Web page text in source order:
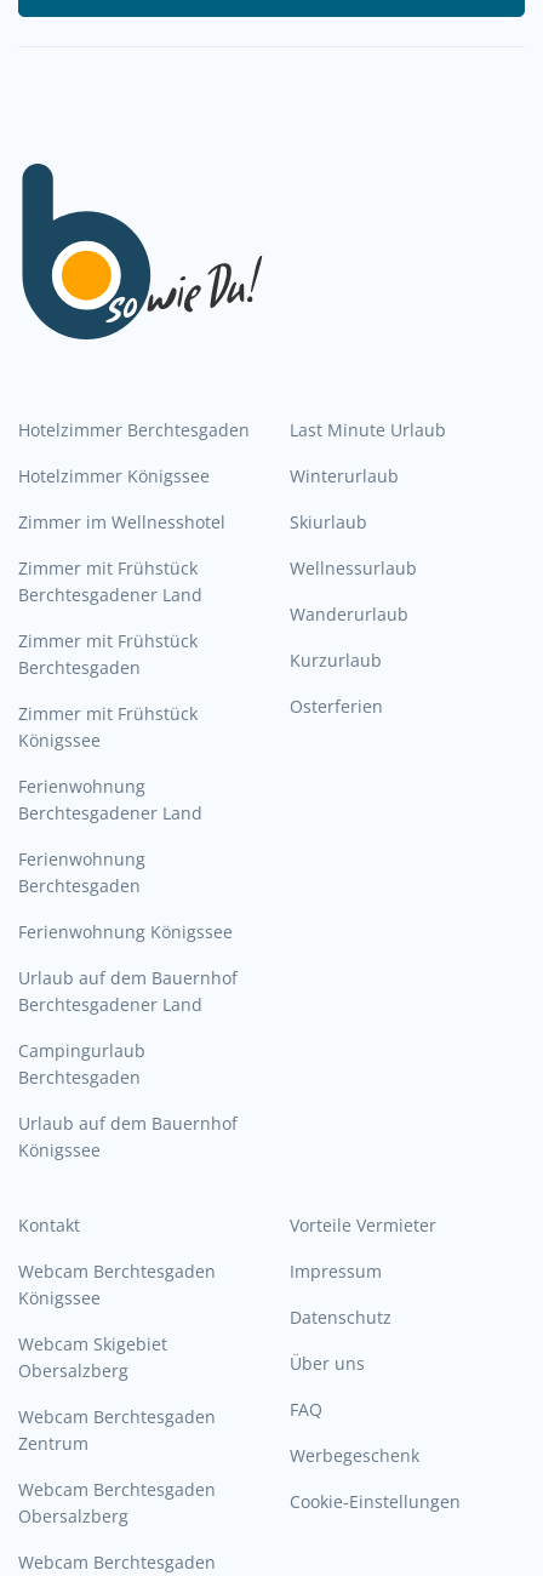
Hotelzimmer Berchtesgaden
Hotelzimmer Königssee
Zimmer im Wellnesshotel
Zimmer mit Frühstück
Berchtesgadener Land
Zimmer mit Frühstück
Berchtesgaden
Zimmer mit Frühstück
Königssee
Ferienwohnung
Berchtesgadener Land
Ferienwohnung
Berchtesgaden
Ferienwohnung Königssee
Urlaub auf dem Bauernhof
Berchtesgadener Land
Campingurlaub
Berchtesgaden
Urlaub auf dem Bauernhof
Königssee
Last Minute Urlaub
Winterurlaub
Skiurlaub
Wellnessurlaub
Wanderurlaub
Kurzurlaub
Osterferien
Kontakt
Webcam Berchtesgaden
Königssee
Webcam Skigebiet
Obersalzberg
Webcam Berchtesgaden
Zentrum
Webcam Berchtesgaden
Obersalzberg
Webcam Berchtesgaden
Vorteile Vermieter
Impressum
Datenschutz
Über uns
FAQ
Werbegeschenk
Cookie-Einstellungen